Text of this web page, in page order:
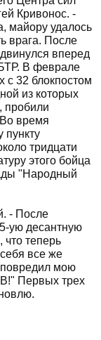
Кривонос. -
майору удалось
врага. После
вперед
В феврале
с 32 блокпостом
из которых
пробили
время
пункту
тридцати
этого бойца
"Народный
- После
ую десантную
что теперь
все же
повредил мою
Первых трех